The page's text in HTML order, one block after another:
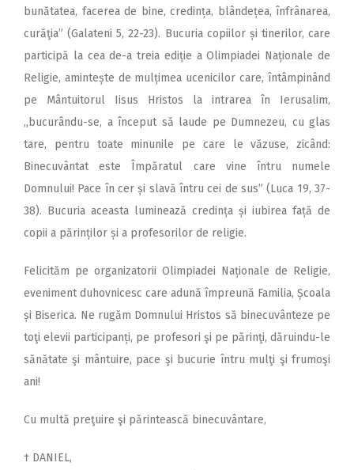
bunătatea, facerea de bine, credința, blândețea, înfrânarea,
curăţia” (Galateni 5, 22-23). Bucuria copiilor și tinerilor, care
participă la cea de-a treia ediție a Olimpiadei Naționale de
Religie, amintește de mulțimea ucenicilor care, întâmpinând
pe Mântuitorul Iisus Hristos la intrarea în Ierusalim,
„bucurându-se, a început să laude pe Dumnezeu, cu glas
tare, pentru toate minunile pe care le văzuse, zicând:
Binecuvântat este Împăratul care vine întru numele
Domnului! Pace în cer și slavă întru cei de sus” (Luca 19, 37-
38). Bucuria aceasta luminează credința și iubirea față de
copii a părinților și a profesorilor de religie.
Felicităm pe organizatorii Olimpiadei Naționale de Religie,
eveniment duhovnicesc care adună împreună Familia, Școala
și Biserica. Ne rugăm Domnului Hristos să binecuvânteze pe
toţi elevii participanți, pe profesori şi pe părinţi, dăruindu-le
sănătate şi mântuire, pace şi bucurie întru mulţi şi frumoşi
ani!
Cu multă preţuire şi părintească binecuvântare,
† DANIEL,